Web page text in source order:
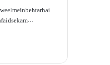
mein behtar hai
se kam…